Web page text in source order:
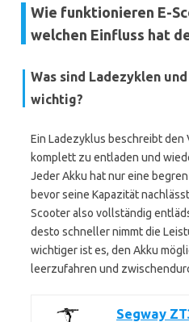
Wie funktionieren E-
welchen Einfluss hat
Was sind Ladezyklen
wichtig?
Ein Ladezyklus beschreibt den
komplett zu entladen und
Jeder Akku hat nur eine
bevor seine Kapazität
Scooter also vollständig
desto schneller nimmt die
wichtiger ist es, den Akku
leerzufahren und
Segway